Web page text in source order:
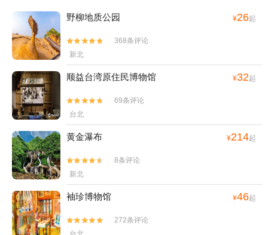
野柳地质公园 ¥26起


368条评论
新北
顺益台湾原住民博物馆 ¥32起


69条评论
台北
黄金瀑布 ¥214起


8条评论
新北
袖珍博物馆 ¥46起


272条评论